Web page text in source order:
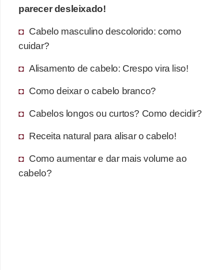
parecer desleixado!
Cabelo masculino descolorido: como
cuidar?
Alisamento de cabelo: Crespo vira liso!
Como deixar o cabelo branco?
Cabelos longos ou curtos? Como decidir?
Receita natural para alisar o cabelo!
Como aumentar e dar mais volume ao
cabelo?